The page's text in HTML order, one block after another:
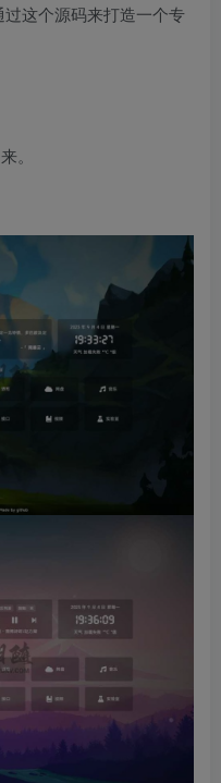
这个源码来打造一个专
。